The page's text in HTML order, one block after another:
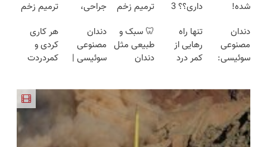
شده!
کمرت رو در
منزل درمان
کنی؟
داری؟؟ 3
محوش کن!
ترمیم زخم
ساخت!!!
جراحی،
پرسش‌نامه
رو پر کن ▶
ترمیم زخم
ساخت!!!
دندان
مصنوعی
سوئیسی:
اروپا، سبک
و مقاوم |
پرداخت
قسطی
تنها راه
رهایی از
کمر درد
(◂پرسش‌نامه)
🦷 سبک و
طبیعی مثل
دندان
و پرداخت
اقساطی 💳
📍 تهران
دندان
مصنوعی
سوئیسی |
طبیعی!
ویزیت
رایگان+پرداخت
اقساطی😍
هر کاری
کردی و
کمردردت
پرسشنامه و
دریافت راه